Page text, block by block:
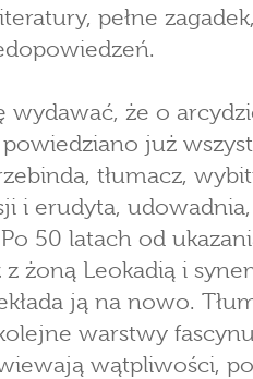
pełne
wydawać, że o
powiedziano już
tłumacz,
i erudyta,
50 latach od
z żoną Leokadią i
ją na nowo.
warstwy
wątpliwości,